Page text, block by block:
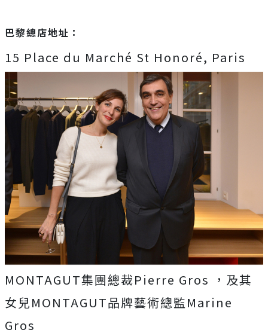
巴黎總店地址：
15 Place du Marché St Honoré, Paris
MONTAGUT集團總裁Pierre Gros ，及其
女兒MONTAGUT品牌藝術總監Marine
Gros